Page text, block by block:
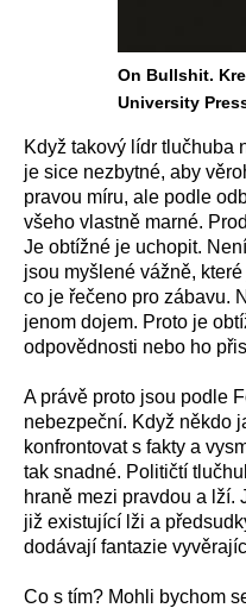
On Bullshit.
University
Když takový lídr tlučhuba
je sice nezbytné, aby
pravou míru, ale podle
všeho vlastně marné.
Je obtížné je uchopit.
jsou myšlené vážně,
co je řečeno pro zábavu.
jenom dojem. Proto je
odpovědnosti nebo ho
A právě proto jsou podle
nebezpeční. Když někdo
konfrontovat s fakty a
tak snadné. Političtí
hraně mezi pravdou a lží.
již existující lži a
dodávají fantazie
Co s tím? Mohli bychom